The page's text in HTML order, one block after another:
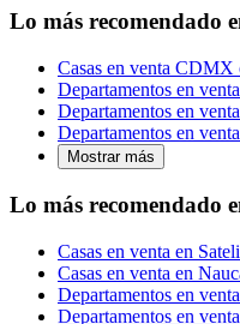
Lo más recomendado
Casas en venta CDMX
Departamentos en
Departamentos en
Departamentos en
Mostrar más
Lo más recomendado
Casas en venta en
Casas en venta en
Departamentos en
Departamentos en